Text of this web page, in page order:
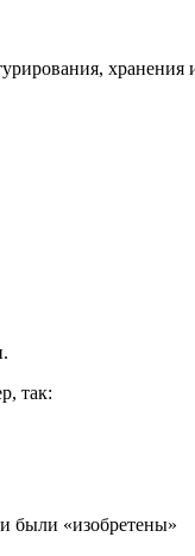
хранения
так:
были «изобретены»